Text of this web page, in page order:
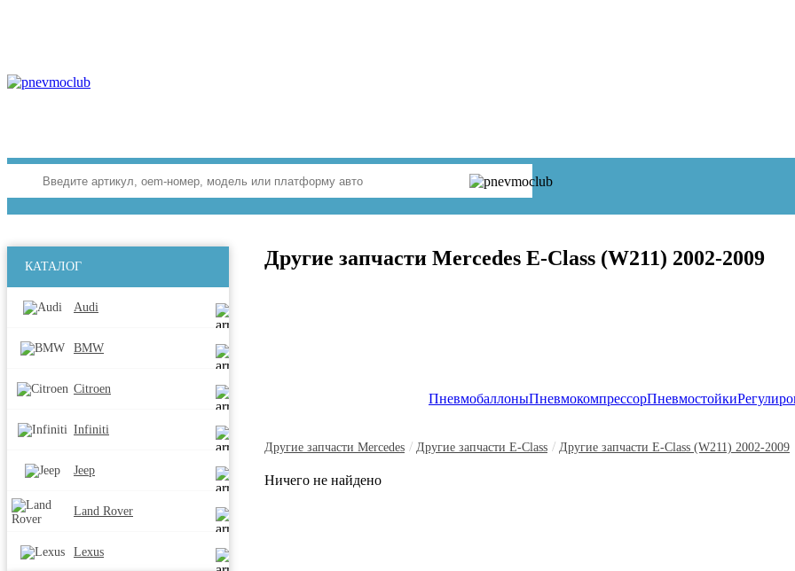
КАТАЛОГ
Audi
BMW
Citroen
Infiniti
Jeep
Land Rover
Lexus
Другие запчасти Mercedes E-Class (W211) 2002-2009
ПневмобаллоныПневмокомпрессорПневмостойки
Другие запчасти Mercedes / Другие запчасти E-Class / Другие запчасти E-Class (W211) 2002-2009
Ничего не найдено